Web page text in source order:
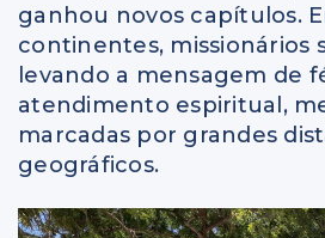
ganhou novos capítulos.
continentes, missionários
levando a mensagem de
atendimento espiritual,
marcadas por grandes
geográficos.